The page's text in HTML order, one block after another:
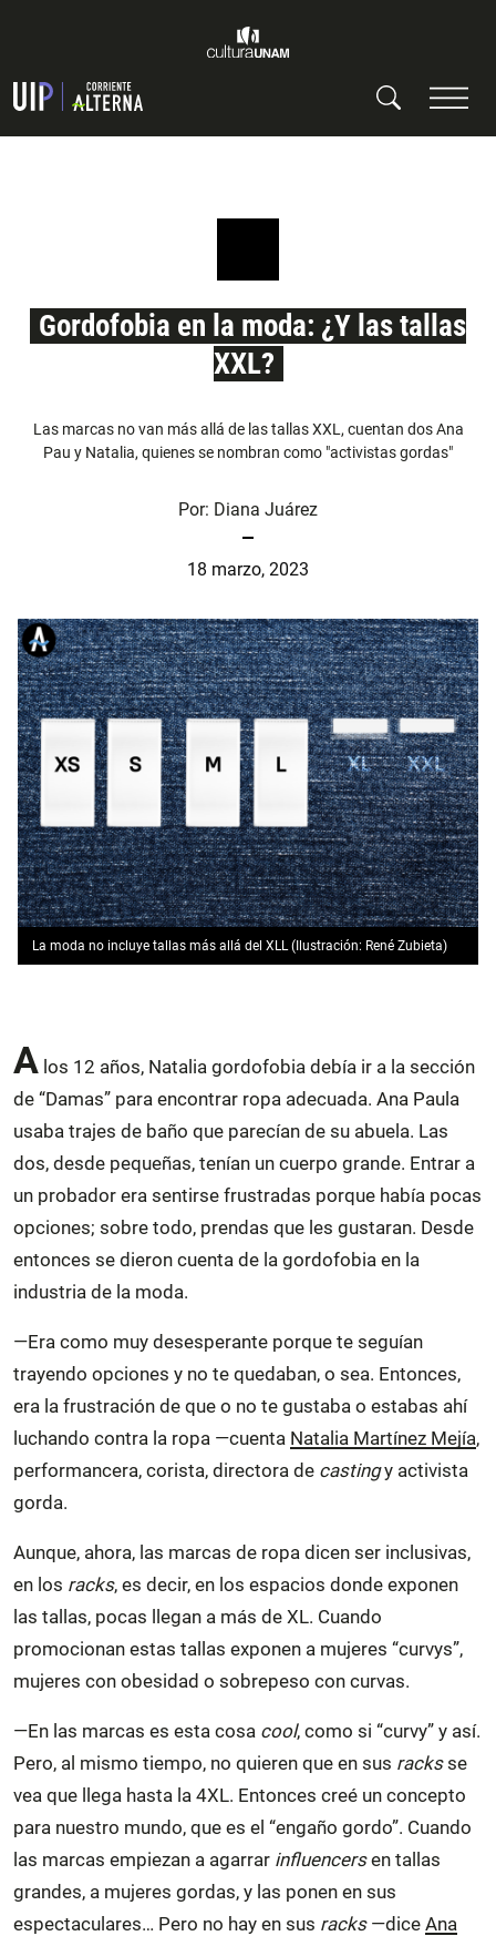
Gordofobia en la moda: ¿Y las tallas
XXL?
Las marcas no van más allá de las tallas XXL, cuentan dos Ana
Pau y Natalia, quienes se nombran como "activistas gordas"
Por: Diana Juárez
18 marzo, 2023
La moda no incluye tallas más allá del XLL (Ilustración: René Zubieta)
A los 12 años, Natalia gordofobia debía ir a la sección
de “Damas” para encontrar ropa adecuada. Ana Paula
usaba trajes de baño que parecían de su abuela. Las
dos, desde pequeñas, tenían un cuerpo grande. Entrar a
un probador era sentirse frustradas porque había pocas
opciones; sobre todo, prendas que les gustaran. Desde
entonces se dieron cuenta de la gordofobia en la
industria de la moda.
—Era como muy desesperante porque te seguían
trayendo opciones y no te quedaban, o sea. Entonces,
era la frustración de que o no te gustaba o estabas ahí
luchando contra la ropa —cuenta Natalia Martínez Mejía,
performancera, corista, directora de castingy activista
gorda.
Aunque, ahora, las marcas de ropa dicen ser inclusivas,
en los racks, es decir, en los espacios donde exponen
las tallas, pocas llegan a más de XL. Cuando
promocionan estas tallas exponen a mujeres “curvys”,
mujeres con obesidad o sobrepeso con curvas.
—En las marcas es esta cosa cool, como si “curvy” y así.
Pero, al mismo tiempo, no quieren que en sus racksse
vea que llega hasta la 4XL. Entonces creé un concepto
para nuestro mundo, que es el “engaño gordo”. Cuando
las marcas empiezan a agarrar influencersen tallas
grandes, a mujeres gordas, y las ponen en sus
espectaculares… Pero no hay en sus racks—dice Ana